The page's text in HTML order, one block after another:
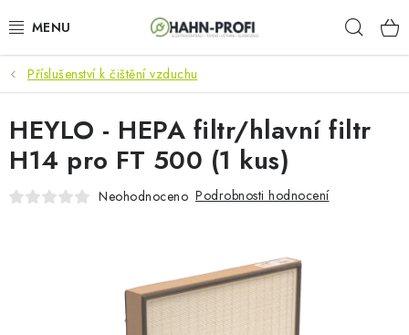
na
KLIMATIZACE
ELEKTROCENTRÁLY
ZAHRADNÍ TECHNIKA
Příslušenství k čištění vzduchu
HEYLO - HEPA filtr/hlavní filtr
H14 pro FT 500 (1 kus)
Neohodnoceno Podrobnosti hodnocení